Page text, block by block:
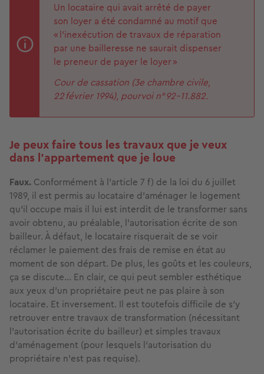
Un locataire qui avait arrêté de payer
son loyer a été condamné au motif que
« l’inexécution de travaux de réparation
par une bailleresse ne saurait dispenser
le preneur de payer le loyer »
Cour de cassation (3e chambre civile,
22février 1994), pourvoi n°92-11.882.
Je peux faire tous les travaux que je veux
dans l’appartement que je loue
Faux. Conformément à l'article 7 f) de la loi du 6 juillet
1989, il est permis au locataire d’aménager le logement
qu’il occupe mais il lui est interdit de le transformer sans
avoir obtenu, au préalable, l’autorisation écrite de son
bailleur. À défaut, le locataire risquerait de se voir
réclamer le paiement des frais de remise en état au
moment de son départ. De plus, les goûts et les couleurs,
ça se discute… En clair, ce qui peut sembler esthétique
aux yeux d’un propriétaire peut ne pas plaire à son
locataire. Et inversement. Il est toutefois difficile de s’y
retrouver entre travaux de transformation (nécessitant
l’autorisation écrite du bailleur) et simples travaux
d’aménagement (pour lesquels l'autorisation du
propriétaire n'est pas requise).